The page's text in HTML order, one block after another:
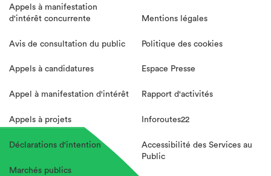
Appels à manifestation
d'intérêt concurrente
Avis de consultation du public
Appels à candidatures
Appel à manifestation d'intérêt
Appels à projets
Déclarations d'intention
Marchés publics
Mentions légales
Politique des cookies
Espace Presse
Rapport d'activités
Inforoutes22
Accessibilité des Services au
Public